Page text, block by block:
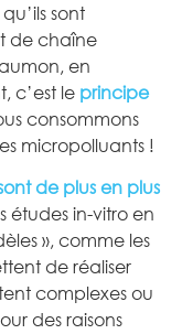
sont
de chaîne
en
c’est le principe
consommons
micropolluants !
de plus en plus
études in-vitro en
», comme les
de réaliser
complexes ou
des raisons